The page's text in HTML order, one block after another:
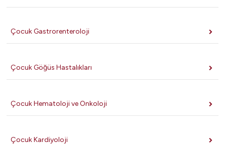
Çocuk Gastrorenteroloji
Çocuk Göğüs Hastalıkları
Çocuk Hematoloji ve Onkoloji
Çocuk Kardiyoloji